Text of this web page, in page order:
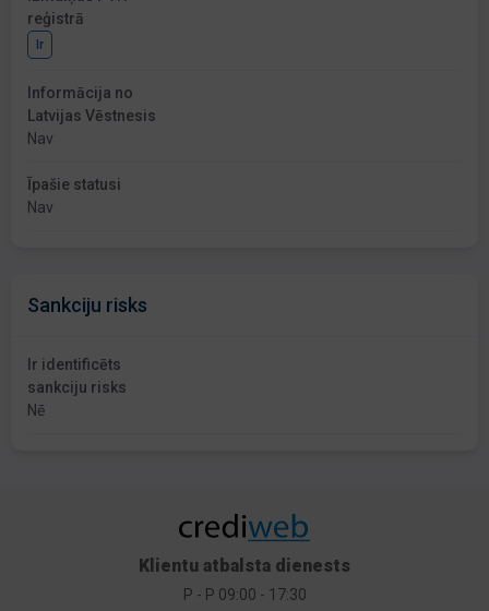
reģistrā
Ir
Informācija no
Latvijas Vēstnesis
Nav
Īpašie statusi
Nav
Sankciju risks
Ir identificēts
sankciju risks
Nē
Klientu atbalsta dienests
P - P 09:00 - 17:30